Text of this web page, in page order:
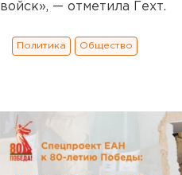
войск», — отметила Гехт.
Политика Общество